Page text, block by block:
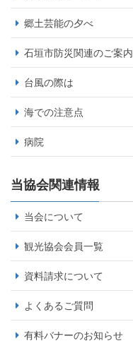
郷土芸能の夕べ
石垣市防災関連のご案内
台風の際は
海での注意点
病院
当協会関連情報
当会について
観光協会会員一覧
資料請求について
よくあるご質問
有料バナーのお知らせ